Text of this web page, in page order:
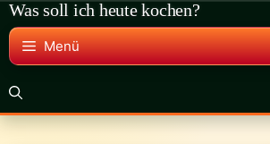
Zum
Inhalt
springen
Was soll ich heute kochen?
Menü